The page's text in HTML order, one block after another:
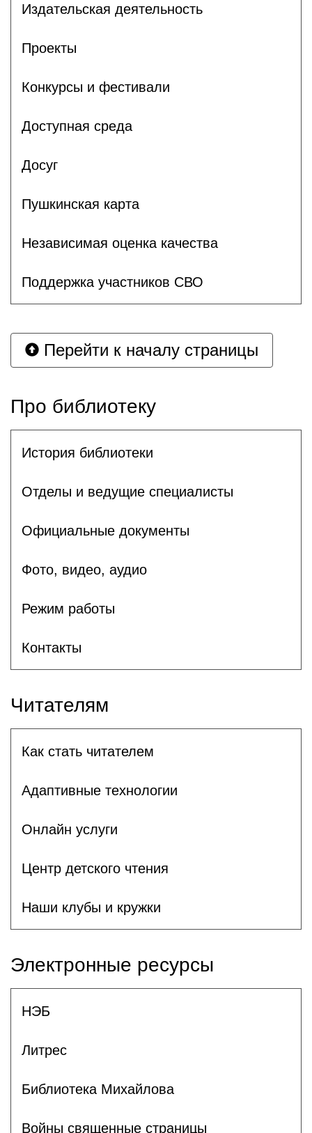
Издательская деятельность
Проекты
Конкурсы и фестивали
Доступная среда
Досуг
Пушкинская карта
Независимая оценка качества
Поддержка участников СВО
Перейти к началу страницы
Про библиотеку
История библиотеки
Отделы и ведущие специалисты
Официальные документы
Фото, видео, аудио
Режим работы
Контакты
Читателям
Как стать читателем
Адаптивные технологии
Онлайн услуги
Центр детского чтения
Наши клубы и кружки
Электронные ресурсы
НЭБ
Литрес
Библиотека Михайлова
Войны священные страницы